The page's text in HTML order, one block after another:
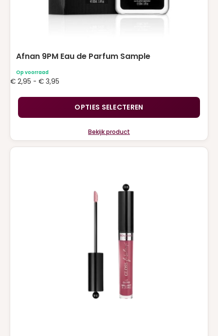
Afnan 9PM Eau de Parfum Sample
Op voorraad
€ 2,95 - € 3,95
€ 3,95OPTIES SELECTEREN
Bekijk product